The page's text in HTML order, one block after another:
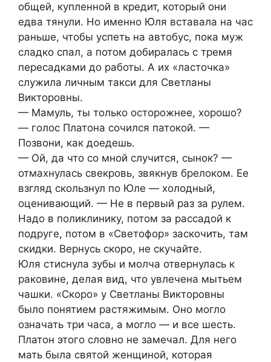
общей, купленной в кредит, который они
едва тянули. Но именно Юля вставала на час
раньше, чтобы успеть на автобус, пока муж
сладко спал, а потом добиралась с тремя
пересадками до работы. А их «ласточка»
служила личным такси для Светланы
Викторовны.
— Мамуль, ты только осторожнее, хорошо?
— голос Платона сочился патокой. —
Позвони, как доедешь.
— Ой, да что со мной случится, сынок? —
отмахнулась свекровь, звякнув брелоком. Ее
взгляд скользнул по Юле — холодный,
оценивающий. — Не в первый раз за рулем.
Надо в поликлинику, потом за рассадой к
подруге, потом в «Светофор» заскочить, там
скидки. Вернусь скоро, не скучайте.
Юля стиснула зубы и молча отвернулась к
раковине, делая вид, что увлечена мытьем
чашки. «Скоро» у Светланы Викторовны
было понятием растяжимым. Оно могло
означать три часа, а могло — и все шесть.
Платон этого словно не замечал. Для него
мать была святой женщиной, которая